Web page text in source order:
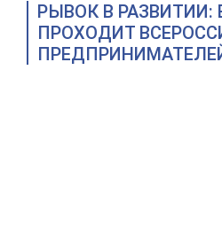
РЫВОК В РАЗВИТИИ:
ПРОХОДИТ